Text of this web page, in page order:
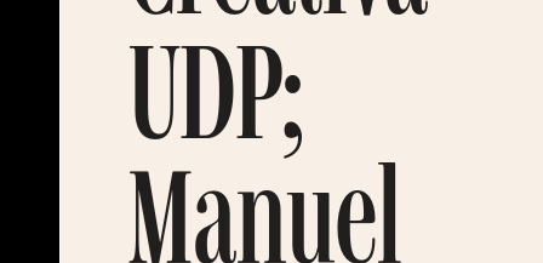
UDP;
Manuel